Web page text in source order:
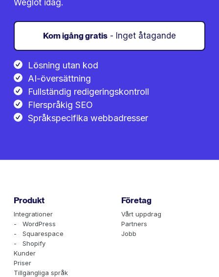
Weglot idag.
Kom igång gratis - Inget åtagande
Lösning utan kod
AI-översättning
Fullständig redigeringskontroll
Flerspråkig SEO
Språkspecifika webbadresser
Produkt
Integrationer
- WordPress
- Squarespace
- Shopify
Kunder
Priser
Tillgängliga språk
Företag
Vårt uppdrag
Partners
Jobb